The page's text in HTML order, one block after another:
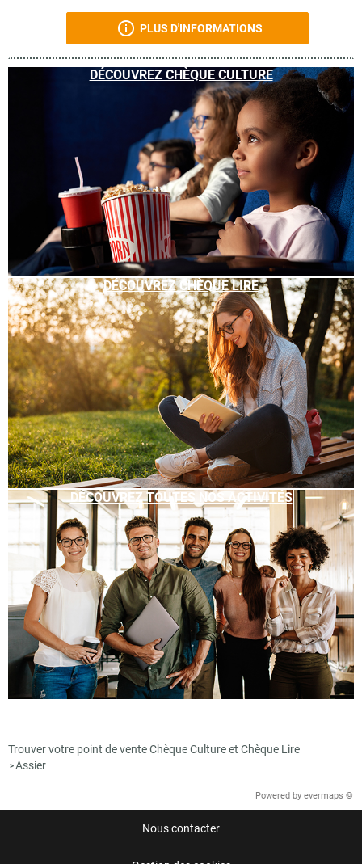
PLUS D'INFORMATIONS
DÉCOUVREZ CHÈQUE CULTURE
DÉCOUVREZ CHÈQUE LIRE
DÉCOUVREZ TOUTES NOS ACTIVITÉS
Trouver votre point de vente Chèque Culture et Chèque Lire
>Assier
Powered by evermaps ©
Nous contacter